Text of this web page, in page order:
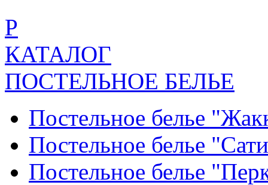
Р
КАТАЛОГ
ПОСТЕЛЬНОЕ БЕЛЬЕ
Постельное белье
Постельное белье
Постельное белье